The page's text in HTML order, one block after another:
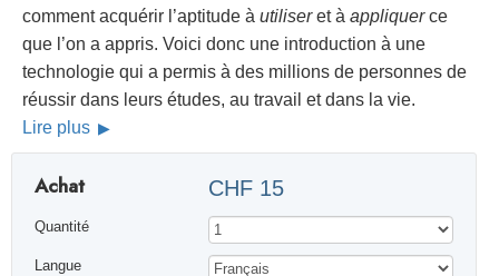
comment acquérir l’aptitude à utiliseret à appliquerce
que l’on a appris. Voici donc une introduction à une
technologie qui a permis à des millions de personnes de
réussir dans leurs études, au travail et dans la vie.
Lire plus
Achat CHF 15
Quantité
Langue